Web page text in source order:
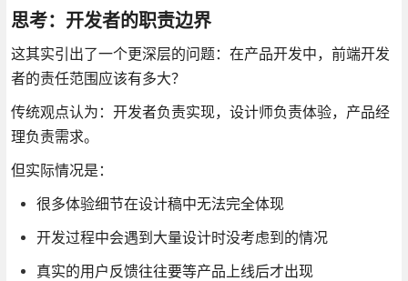
思考：开发者的职责边界
这其实引出了一个更深层的问题：在产品开发中，前端开发
者的责任范围应该有多大？
传统观点认为：开发者负责实现，设计师负责体验，产品经
理负责需求。
但实际情况是：
很多体验细节在设计稿中无法完全体现
开发过程中会遇到大量设计时没考虑到的情况
真实的用户反馈往往要等产品上线后才出现